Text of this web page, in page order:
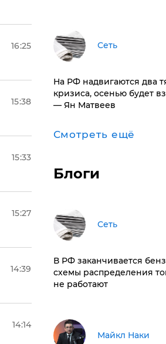
16:25
15:38
15:33
15:27
14:39
14:14
Сеть
На РФ надвигаются два
кризиса, осенью будет
— Ян Матвеев
Смотреть ещё
Блоги
Сеть
​В РФ заканчивается
схемы распределения
не работают
Майкл Наки